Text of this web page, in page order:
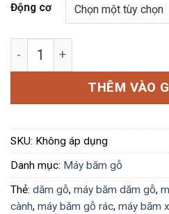
Động cơ
Máy băm gỗ đa năng 2T số
THÊM VÀO
SKU: Không áp dụng
Danh mục: Máy băm gỗ
Thẻ: dăm gỗ, máy băm dăm gỗ,
cành, máy băm gỗ rác, máy băm